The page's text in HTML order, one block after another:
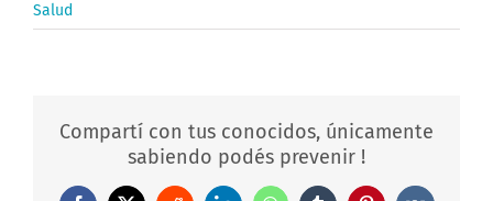
Salud
Compartí con tus conocidos, únicamente
sabiendo podés prevenir !